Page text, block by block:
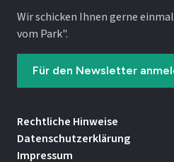
Wir schicken Ihnen gerne
vom Park".
Für den Newsletter
Rechtliche Hinweise
Datenschutz­erklärung
Impressum